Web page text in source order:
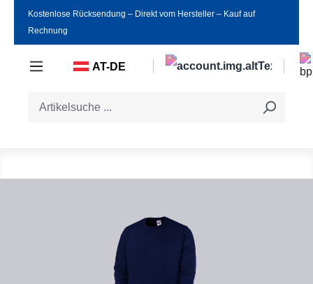
Zum Hauptinhalt springen
Kostenlose Rücksendung ‒ Direkt vom Hersteller ‒ Kauf auf
Rechnung
AT-DE